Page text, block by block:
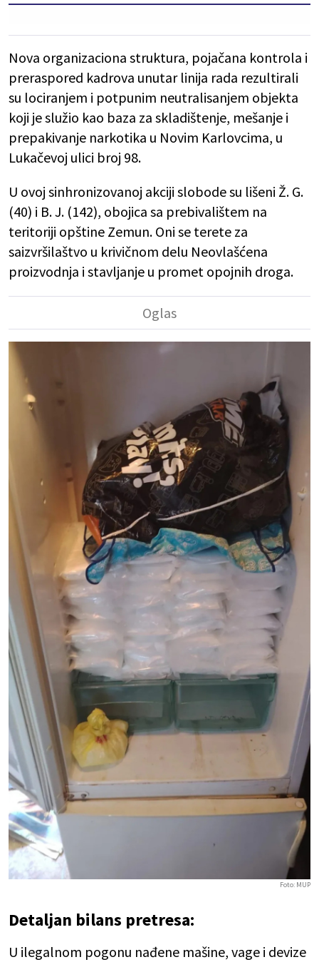
Nova organizaciona struktura, pojačana kontrola i
preraspored kadrova unutar linija rada rezultirali
su lociranjem i potpunim neutralisanjem objekta
koji je služio kao baza za skladištenje, mešanje i
prepakivanje narkotika u Novim Karlovcima, u
Lukačevoj ulici broj 98.
U ovoj sinhronizovanoj akciji slobode su lišeni Ž. G.
(40) i B. J. (142), obojica sa prebivalištem na
teritoriji opštine Zemun. Oni se terete za
saizvršilaštvo u krivičnom delu Neovlašćena
proizvodnja i stavljanje u promet opojnih droga.
Foto: MUP
Detaljan bilans pretresa:
U ilegalnom pogonu nađene mašine, vage i devize